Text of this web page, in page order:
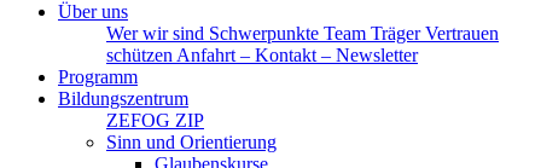
Über uns
Wer wir sind Schwerpunkte Team TrägerVertrauen
schützen Anfahrt – Kontakt – Newsletter
Programm
Bildungszentrum
ZEFOG ZIP
Sinn und Orientierung
Glaubenskurse